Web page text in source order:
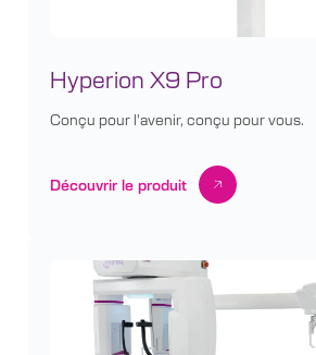
Hyperion X9 Pro
Conçu pour l'avenir, conçu pour vous.
Découvrir le produit